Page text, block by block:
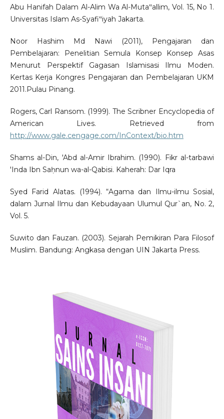
Abu Hanifah Dalam Al-Alim Wa Al-Muta‟allim, Vol. 15, No 1.
Universitas Islam As-Syafi‟iyah Jakarta.
Noor Hashim Md Nawi (2011), Pengajaran dan
Pembelajaran: Penelitian Semula Konsep Konsep Asas
Menurut Perspektif Gagasan Islamisasi Ilmu Moden.
Kertas Kerja Kongres Pengajaran dan Pembelajaran UKM
2011.Pulau Pinang.
Rogers, Carl Ransom. (1999). The Scribner Encyclopedia of
American Lives. Retrieved from
http://www.gale.cengage.com/InContext/bio.htm
Shams al-Din, 'Abd al-Amir Ibrahim. (1990). Fikr al-tarbawi
'Inda Ibn Saḥnun wa-al-Qabisi. Kaherah: Dar Iqra
Syed Farid Alatas. (1994). “Agama dan Ilmu-ilmu Sosial,
dalam Jurnal Ilmu dan Kebudayaan Ulumul Qur`an, No. 2,
Vol. 5.
Suwito dan Fauzan. (2003). Sejarah Pemikiran Para Filosof
Muslim. Bandung: Angkasa dengan UIN Jakarta Press.